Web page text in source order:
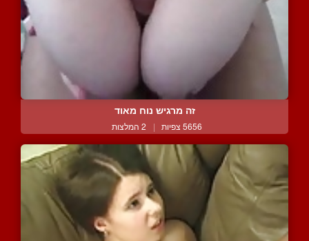
זה מרגיש נוח מאוד
5656 צפיות | 2 המלצות